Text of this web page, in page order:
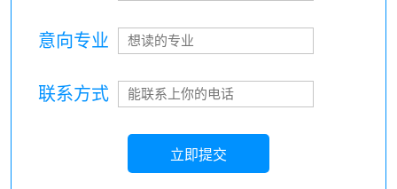
意向专业
联系方式
立即提交